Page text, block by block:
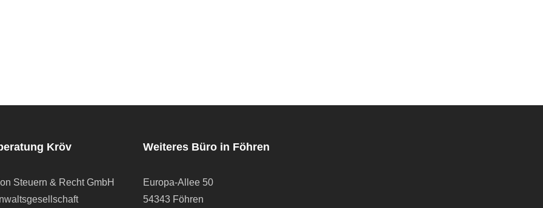
Kröv
Steuern & Recht GmbH
Weiteres Büro in Föhren
Europa-Allee 50
54343 Föhren